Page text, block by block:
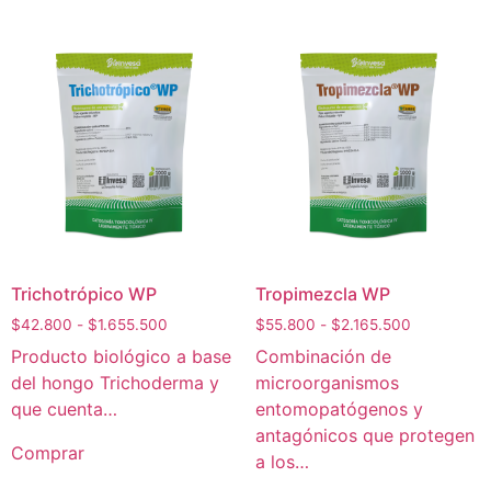
Trichotrópico WP
$42.800 - $1.655.500
Producto biológico a base
del hongo Trichoderma y
que cuenta…
Comprar
Tropimezcla WP
$55.800 - $2.165.500
Combinación de
microorganismos
entomopatógenos y
antagónicos que protegen
a los…